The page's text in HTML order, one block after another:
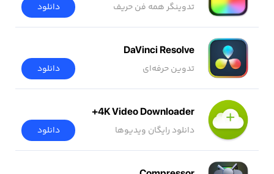
تدوینگر همه فن حریف دانلود
DaVinci Resolve
تدوین حرفه‌ای دانلود
4K Video Downloader+
دانلود رایگان ویدیوها دانلود